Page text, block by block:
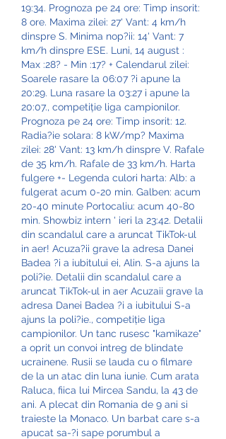
19:34. Prognoza pe 24 ore: Timp insorit:
8 ore. Maxima zilei: 27' Vant: 4 km/h
dinspre S. Minima nop?ii: 14' Vant: 7
km/h dinspre ESE. Luni, 14 august :
Max :28? - Min :17? + Calendarul zilei:
Soarele rasare la 06:07 ?i apune la
20:29. Luna rasare la 03:27 i apune la
20:07., competiție liga campionilor.
Prognoza pe 24 ore: Timp insorit: 12.
Radia?ie solara: 8 kW/mp? Maxima
zilei: 28' Vant: 13 km/h dinspre V. Rafale
de 35 km/h. Rafale de 33 km/h. Harta
fulgere +- Legenda culori harta: Alb: a
fulgerat acum 0-20 min. Galben: acum
20-40 minute Portocaliu: acum 40-80
min. Showbiz intern ' ieri la 23:42. Detalii
din scandalul care a aruncat TikTok-ul
in aer! Acuza?ii grave la adresa Danei
Badea ?i a iubitului ei, Alin. S-a ajuns la
poli?ie. Detalii din scandalul care a
aruncat TikTok-ul in aer Acuzaii grave la
adresa Danei Badea ?i a iubitului S-a
ajuns la poli?ie., competiție liga
campionilor. Un tanc rusesc "kamikaze"
a oprit un convoi intreg de blindate
ucrainene. Rusii se lauda cu o filmare
de la un atac din luna iunie. Cum arata
Raluca, fiica lui Mircea Sandu, la 43 de
ani. A plecat din Romania de 9 ani si
traieste la Monaco. Un barbat care s-a
apucat sa-?i sape porumbul a